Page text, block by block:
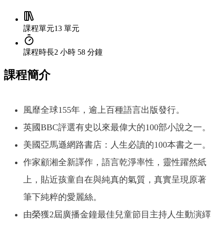
課程單元13 單元
課程時長2 小時 58 分鐘
課程簡介
風靡全球155年，逾上百種語言出版發行。
英國BBC評選有史以來最偉大的100部小說之一。
美國亞馬遜網路書店：人生必讀的100本書之一。
作家顧湘全新譯作，語言乾淨率性，靈性躍然紙
上，貼近孩童自在與純真的氣質，真實呈現原著
筆下純粹的愛麗絲。
由榮獲2屆廣播金鐘最佳兒童節目主持人生動演繹